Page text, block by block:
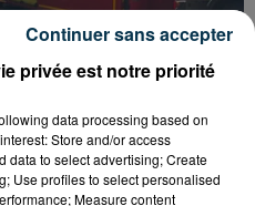
DE FEU RUE ROGER
privée est notre priorité
data processing based on
Store and/or access
data to select advertising; Create
Use profiles to select personalised
Measure content
Continuer sans accepter